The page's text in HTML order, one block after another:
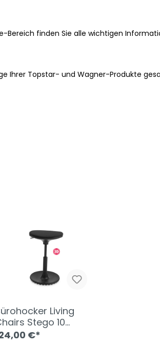
finden Sie alle wichtigen
Ihrer Topstar- und Wagner-Produkte
Living
Stego 10
€*